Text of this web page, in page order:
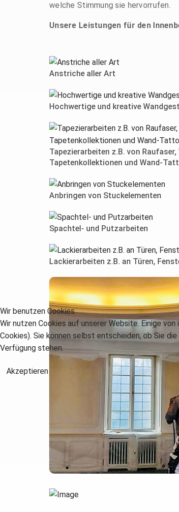
welche Stimmung sie hervorrufen.
Unsere Leistungen für den
Anstriche aller Art
Hochwertige und kreative
Tapezierarbeiten z.B. von
Tapetenkollektionen und Wand-
Anbringen von Stuckelementen
Spachtel- und Putzarbeiten
Lackierarbeiten z.B. an Türen,
Wir benutzen Cookies
Wir nutzen Cookies auf unserer Website. Einige
Cookies). Sie können selbst entscheiden, ob Sie
Verfügung stehen.
Akzeptieren